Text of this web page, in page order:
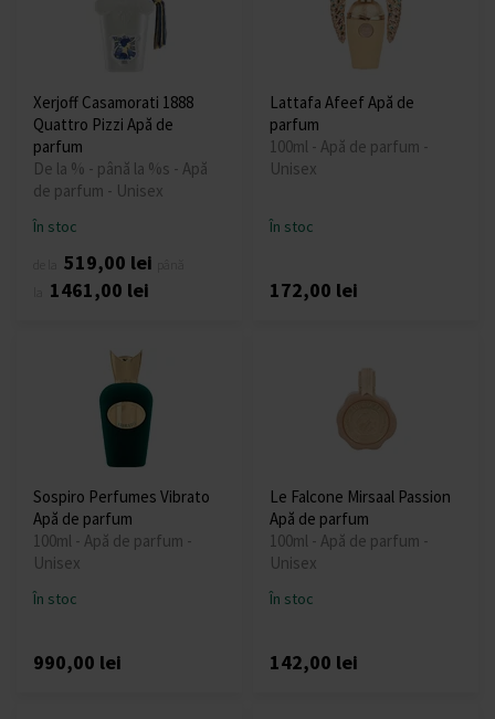
Xerjoff Casamorati 1888
Quattro Pizzi Apă de
parfum
De la % - până la %s - Apă
de parfum - Unisex
În stoc
519,00 lei
1461,00 lei
Lattafa Afeef Apă de
parfum
100ml - Apă de parfum -
Unisex
În stoc
172,00 lei
Sospiro Perfumes Vibrato
Apă de parfum
100ml - Apă de parfum -
Unisex
În stoc
990,00 lei
Le Falcone Mirsaal Passion
Apă de parfum
100ml - Apă de parfum -
Unisex
În stoc
142,00 lei